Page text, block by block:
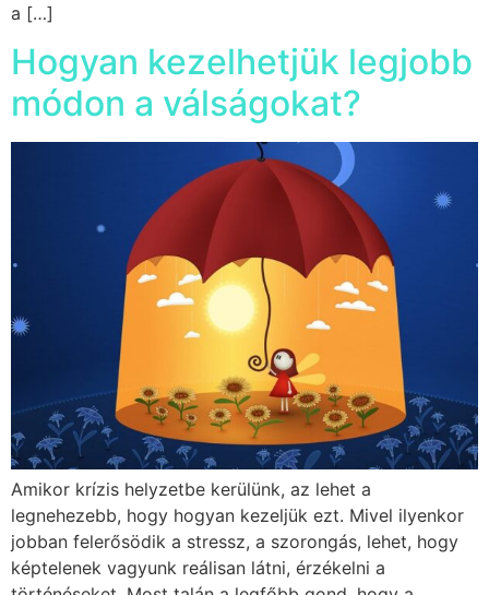
a […]
Hogyan kezelhetjük legjobb
módon a válságokat?
Amikor krízis helyzetbe kerülünk, az lehet a
legnehezebb, hogy hogyan kezeljük ezt. Mivel ilyenkor
jobban felerősödik a stressz, a szorongás, lehet, hogy
képtelenek vagyunk reálisan látni, érzékelni a